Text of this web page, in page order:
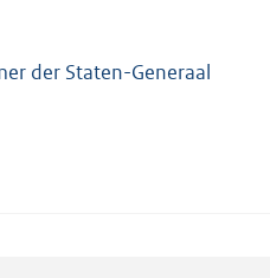
der Staten-Generaal